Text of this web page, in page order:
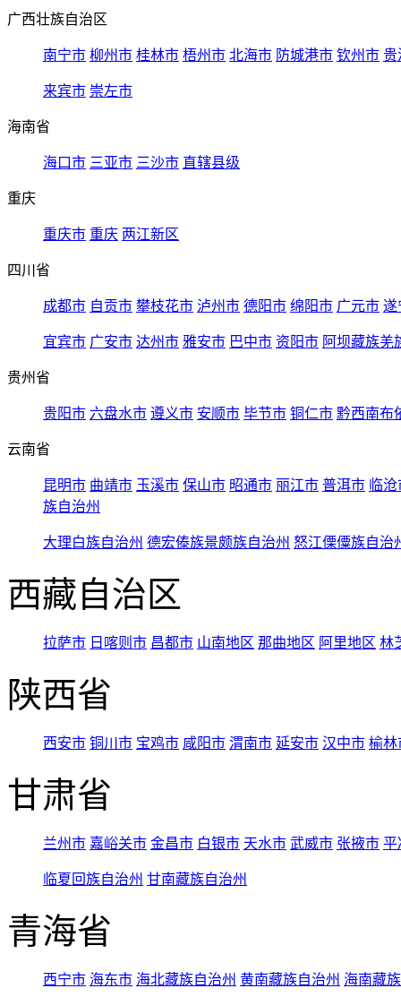
广西壮族自治区
南宁市 柳州市 桂林市 梧州市 北海市 防城港市 钦州市 贵
来宾市 崇左市
海南省
海口市 三亚市 三沙市 直辖县级
重庆
重庆市 重庆 两江新区
四川省
成都市 自贡市 攀枝花市 泸州市 德阳市 绵阳市 广元市 遂
宜宾市 广安市 达州市 雅安市 巴中市 资阳市 阿坝藏族羌
贵州省
贵阳市 六盘水市 遵义市 安顺市 毕节市 铜仁市 黔西南布
云南省
昆明市 曲靖市 玉溪市 保山市 昭通市 丽江市 普洱市 临
族自治州
大理白族自治州 德宏傣族景颇族自治州 怒江傈僳族自治
西藏自治区
拉萨市 日喀则市 昌都市 山南地区 那曲地区 阿里地区 林
陕西省
西安市 铜川市 宝鸡市 咸阳市 渭南市 延安市 汉中市 榆林
甘肃省
兰州市 嘉峪关市 金昌市 白银市 天水市 武威市 张掖市 平
临夏回族自治州 甘南藏族自治州
青海省
西宁市 海东市 海北藏族自治州 黄南藏族自治州 海南藏